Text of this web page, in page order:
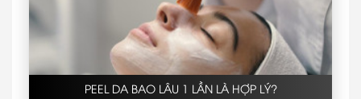
PEEL DA BAO LÂU 1 LẦN LÀ HỢP LÝ?